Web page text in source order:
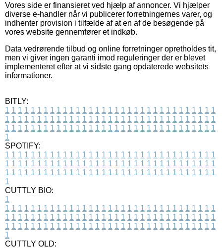
Vores side er finansieret ved hjælp af annoncer. Vi hjælper
diverse e-handler når vi publicerer forretningernes varer, og
indhenter provision i tilfælde af at en af de besøgende på
vores website gennemfører et indkøb.
Data vedrørende tilbud og online forretninger opretholdes tit,
men vi giver ingen garanti imod reguleringer der er blevet
implementeret efter at vi sidste gang opdaterede websitets
informationer.
BITLY:
1 1 1 1 1 1 1 1 1 1 1 1 1 1 1 1 1 1 1 1 1 1 1 1 1 1 1 1 1 1 1 1 1
1 1 1 1 1 1 1 1 1 1 1 1 1 1 1 1 1 1 1 1 1 1 1 1 1 1 1 1 1 1 1 1 1
1 1 1 1 1 1 1 1 1 1 1 1 1 1 1 1 1 1 1 1 1 1 1 1 1 1 1 1 1 1 1 1 1
1
SPOTIFY:
1 1 1 1 1 1 1 1 1 1 1 1 1 1 1 1 1 1 1 1 1 1 1 1 1 1 1 1 1 1 1 1 1
1 1 1 1 1 1 1 1 1 1 1 1 1 1 1 1 1 1 1 1 1 1 1 1 1 1 1 1 1 1 1 1 1
1 1 1 1 1 1 1 1 1 1 1 1 1 1 1 1 1 1 1 1 1 1 1 1 1 1 1 1 1 1 1 1 1
1
CUTTLY BIO:
1
1 1 1 1 1 1 1 1 1 1 1 1 1 1 1 1 1 1 1 1 1 1 1 1 1 1 1 1 1 1 1 1 1
1 1 1 1 1 1 1 1 1 1 1 1 1 1 1 1 1 1 1 1 1 1 1 1 1 1 1 1 1 1 1 1 1
1 1 1 1 1 1 1 1 1 1 1 1 1 1 1 1 1 1 1 1 1 1 1 1 1 1 1 1 1 1 1 1 1
1
CUTTLY OLD: